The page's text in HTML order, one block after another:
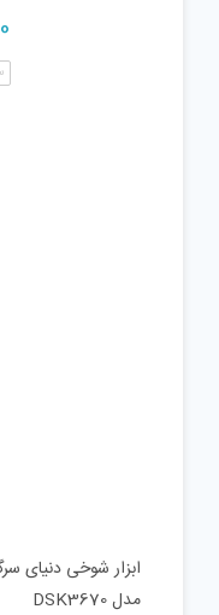
ابزار شوخی دنیای
مدل DSK3670